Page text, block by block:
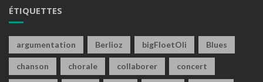
ÉTIQUETTES
argumentation Berlioz bigFloetOli Blues
chanson chorale collaborer concert